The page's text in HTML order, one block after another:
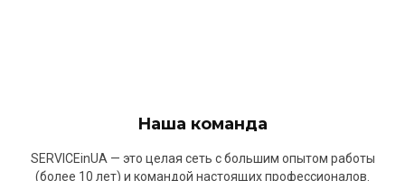
Наша команда
SERVICEinUA — это целая сеть с большим опытом работы
(более 10 лет) и командой настоящих профессионалов.